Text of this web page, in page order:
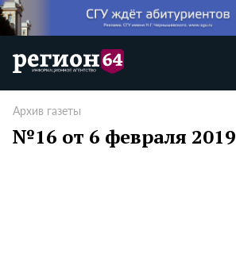
Архив газеты
№16 от 6 февраля 2019